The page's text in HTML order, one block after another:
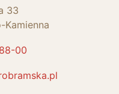
33
Kamienna
00